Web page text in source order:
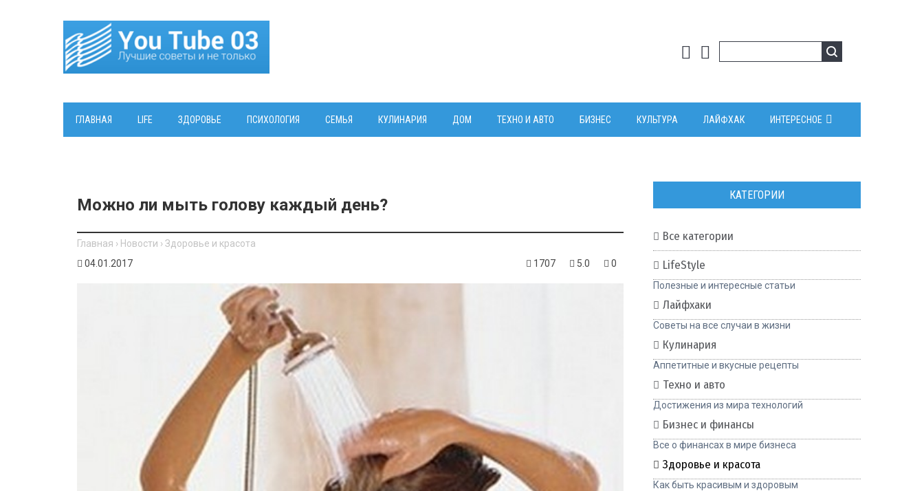
ГЛАВНАЯ LIFE ЗДОРОВЬЕ ПСИХОЛОГИЯ СЕМЬЯ КУЛИНАРИЯ ДОМ ТЕХНО И АВТО БИЗНЕС КУЛЬТУРА ЛАЙФХАК ИНТЕРЕСНОЕ
Можно ли мыть голову каждый день?
Главная › Новости › Здоровье и красота
04.01.2017
1707 5.0 0
КАТЕГОРИИ
Все категории
LifeStyle
Полезные и интересные статьи
Лайфхаки
Советы на все случаи в жизни
Кулинария
Аппетитные и вкусные рецепты
Техно и авто
Достижения из мира технологий
Бизнес и финансы
Все о финансах в мире бизнеса
Здоровье и красота
Как быть красивым и здоровым